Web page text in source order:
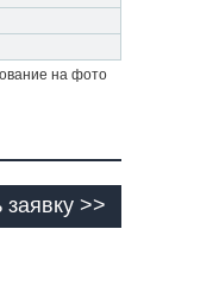
на фото
заявку >>